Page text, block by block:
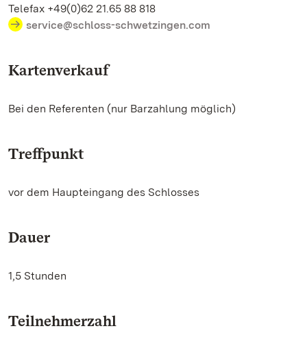
Telefax +49(0)62 21.65 88 818
service@schloss-schwetzingen.com
Kartenverkauf
Bei den Referenten (nur Barzahlung möglich)
Treffpunkt
vor dem Haupteingang des Schlosses
Dauer
1,5 Stunden
Teilnehmerzahl